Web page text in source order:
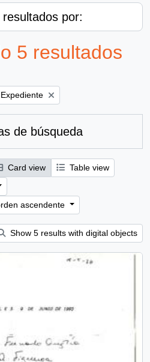
por:
5 resultados
Remove filter:
Expediente
de búsqueda
Card view
Table view
ascendente
Show 5 results with digital objects